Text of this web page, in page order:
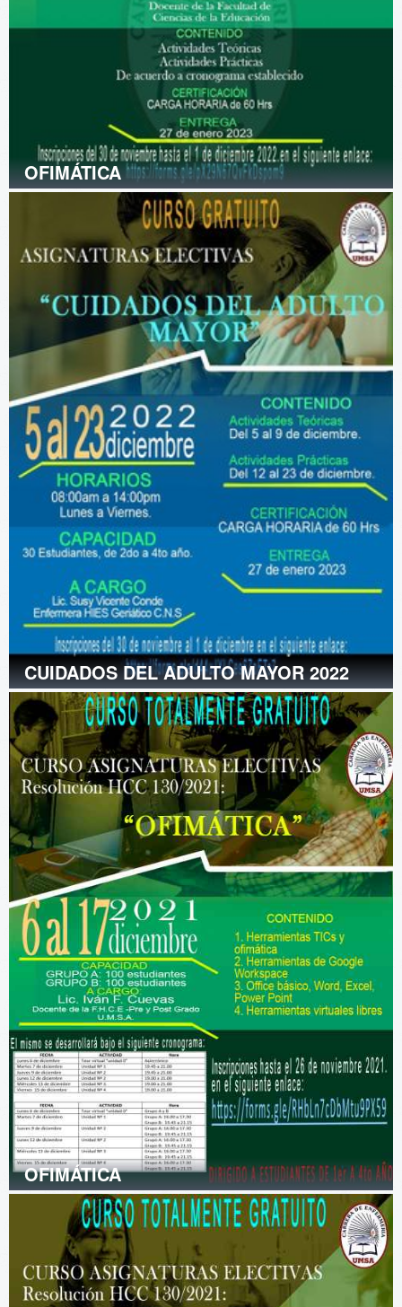
OFIMÁTICA
CUIDADOS DEL ADULTO MAYOR 2022
OFIMÁTICA